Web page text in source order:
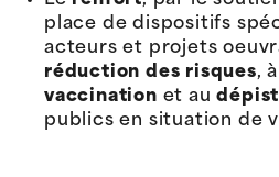
place de dispositifs
acteurs et projets
réduction des risques,
vaccination et au
publics en situation de